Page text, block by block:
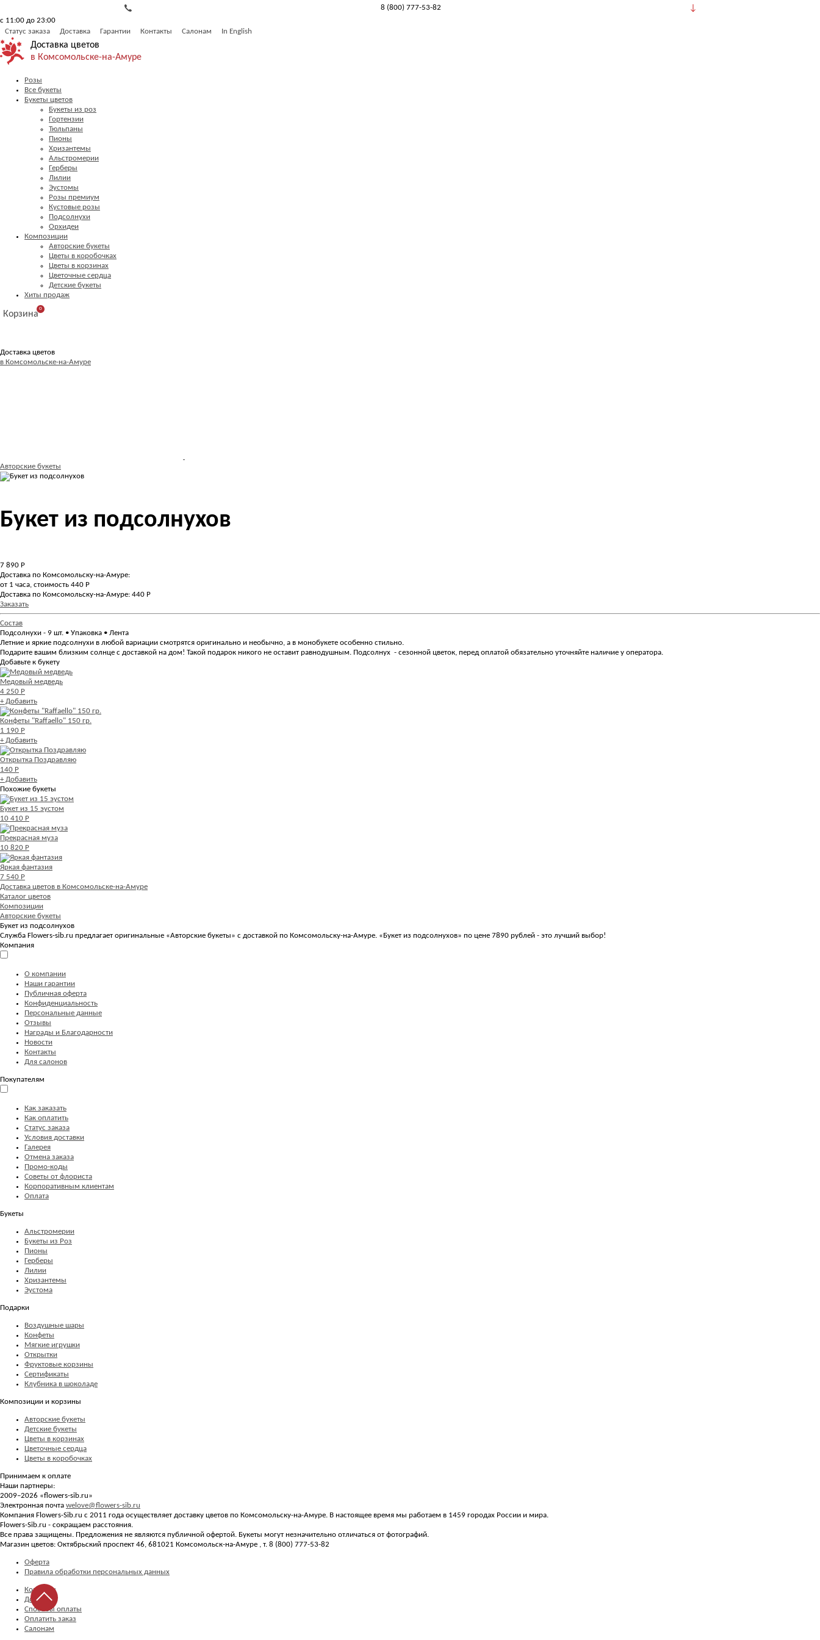
8 (800) 777-53-82
с 11:00 до 23:00
Статус заказа
Доставка Гарантии Контакты Салонам In English
Доставка цветов
в Комсомольске-на-Амуре
Розы
Все букеты
Букеты цветов
Букеты из роз
Гортензии
Тюльпаны
Пионы
Хризантемы
Альстромерии
Герберы
Лилии
Эустомы
Розы премиум
Кустовые розы
Подсолнухи
Орхидеи
Композиции
Авторские букеты
Цветы в коробочках
Цветы в корзинах
Цветочные сердца
Детские букеты
Хиты продаж
Корзина
0
Доставка цветов
в Комсомольске-на-Амуре
Авторские букеты
Букет из подсолнухов
7 890 Р
Доставка по Комсомольску-на-Амуре:
от 1 часа, стоимость 440 Р
Доставка по Комсомольску-на-Амуре: 440 Р
Заказать
Состав
Подсолнухи - 9 шт. • Упаковка • Лента
Летние и яркие подсолнухи в любой вариации смотрятся оригинально и необычно, а в монобукете особенно стильно.
Подарите вашим близким солнце с доставкой на дом! Такой подарок никого не оставит равнодушным. Подсолнух - сезонной цветок, перед оплатой обязательно уточняйте наличие у оператора.
Добавьте к букету
Медовый медведь
4 250 Р
+ Добавить
Конфеты "Raffaello" 150 гр.
1 190 Р
+ Добавить
Открытка Поздравляю
140 Р
+ Добавить
Похожие букеты
Букет из 15 эустом
10 410 Р
Прекрасная муза
10 820 Р
Яркая фантазия
7 540 Р
Доставка цветов в Комсомольске-на-Амуре
Каталог цветов
Композиции
Авторские букеты
Букет из подсолнухов
Служба Flowers-sib.ru предлагает оригинальные «Авторские букеты» с доставкой по Комсомольску-на-Амуре. «Букет из подсолнухов» по цене 7890 рублей - это лучший выбор!
Компания
О компании
Наши гарантии
Публичная оферта
Конфиденциальность
Персональные данные
Отзывы
Награды и Благодарности
Новости
Контакты
Для салонов
Покупателям
Как заказать
Как оплатить
Статус заказа
Условия доставки
Галерея
Отмена заказа
Промо-коды
Советы от флориста
Корпоративным клиентам
Оплата
Букеты
Альстромерии
Букеты из Роз
Пионы
Герберы
Лилии
Хризантемы
Эустома
Подарки
Воздушные шары
Конфеты
Мягкие игрушки
Открытки
Фруктовые корзины
Сертификаты
Клубника в шоколаде
Композиции и корзины
Авторские букеты
Детские букеты
Цветы в корзинах
Цветочные сердца
Цветы в коробочках
Принимаем к оплате
Наши партнеры:
2009–2026 «flowers-sib.ru»
Электронная почта welove@flowers-sib.ru
Компания Flowers-Sib.ru с 2011 года осуществляет доставку цветов по Комсомольску-на-Амуре. В настоящее время мы работаем в 1459 городах России и мира.
Flowers-Sib.ru - сокращаем расстояния.
Все права защищены. Предложения не являются публичной офертой. Букеты могут незначительно отличаться от фотографий.
Магазин цветов: Октябрьский проспект 46 681021 Комсомольск-на-Амуре , т. 8 (800) 777-53-82
Оферта
Правила обработки персональных данных
Контакты
Доставка
Способы оплаты
Оплатить заказ
Салонам